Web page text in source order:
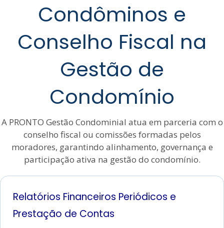
Condôminos e
Conselho Fiscal na
Gestão de
Condomínio
A PRONTO Gestão Condominial atua em parceria com o
conselho fiscal ou comissões formadas pelos
moradores, garantindo alinhamento, governança e
participação ativa na gestão do condomínio.
Relatórios Financeiros Periódicos e
Prestação de Contas